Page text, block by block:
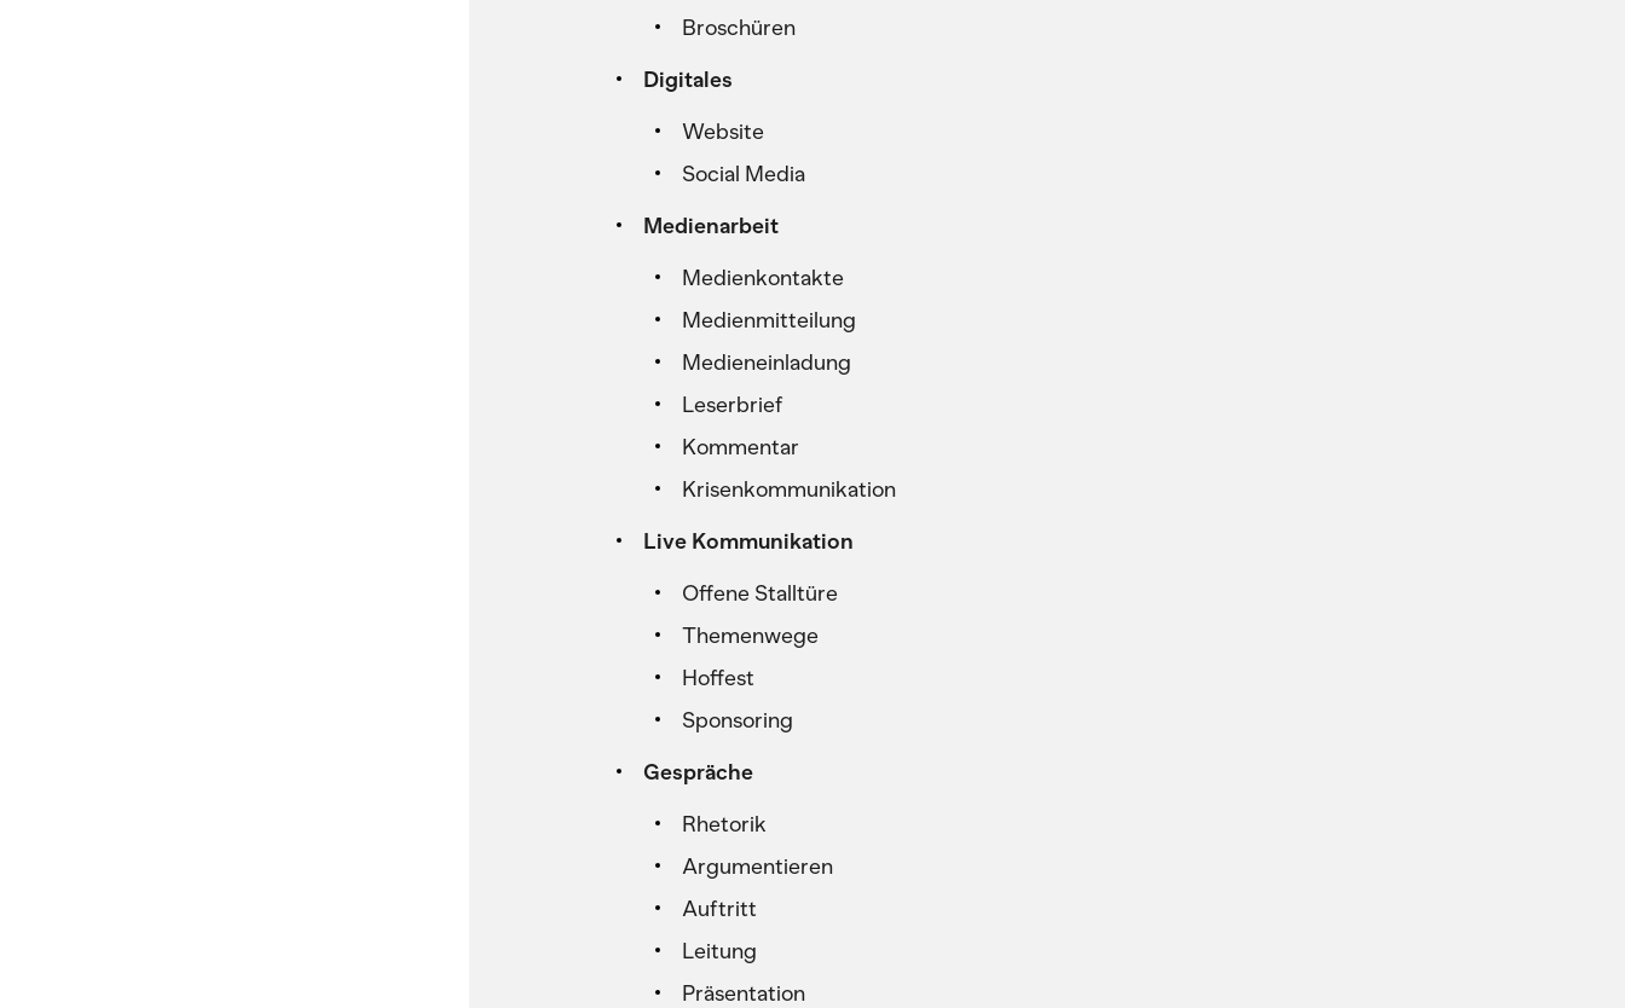
Broschüren
Digitales
Website
Social Media
Medienarbeit
Medienkontakte
Medienmitteilung
Medieneinladung
Leserbrief
Kommentar
Krisenkommunikation
Live Kommunikation
Offene Stalltüre
Themenwege
Hoffest
Sponsoring
Gespräche
Rhetorik
Argumentieren
Auftritt
Leitung
Präsentation